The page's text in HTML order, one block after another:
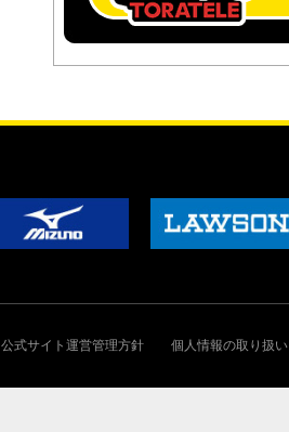
公式サイト運営管理方針 個人情報の取り扱い